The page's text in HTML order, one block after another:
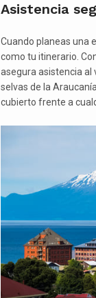
Asistencia
Cuando planeas una
como tu itinerario.
asegura asistencia al
selvas de la
cubierto frente a